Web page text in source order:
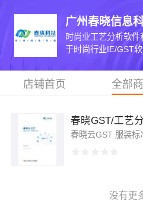
广州春晓信息
时尚业工艺分析软
于时尚行业IE/GST
店铺首页 全部
春晓GST/工艺
没有更